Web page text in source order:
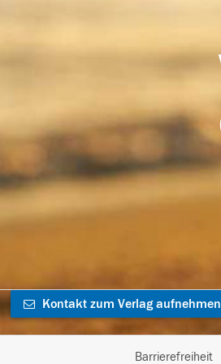
Kontakt zum Verlag aufnehmen
Barrierefreiheit